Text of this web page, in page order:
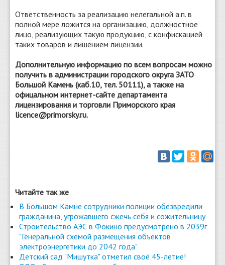
Ответственность за реализацию нелегальной а.п. в
полной мере ложится на организацию, должностное
лицо, реализующих такую продукцию, с конфискацией
таких товаров и лишением лицензии.
Дополнительную информацию по всем вопросам можно
получить в администрации городского округа ЗАТО
Большой Камень (каб.10, тел. 50111), а также на
офицальном интернет-сайте департамента
лицензирования и торговли Приморского края
licence@primorsky.ru.
Читайте так же
В Большом Камне сотрудники полиции обезвредили
гражданина, угрожавшего сжечь себя и сожительницу
Строительство АЭС в Фокино предусмотрено в 2039г
"Генеральной схемой размещения объектов
электроэнергетики до 2042 года"
Детский сад "Мишутка" отметил своё 45-летие!